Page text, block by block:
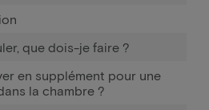
que dois-je faire ?
en supplément pour une
la chambre ?